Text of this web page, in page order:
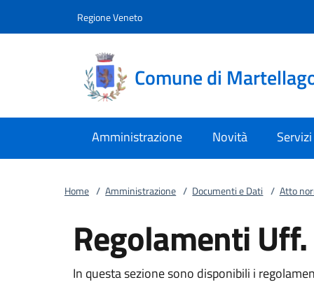
Regione Veneto
Comune di
Amministrazione Novità Servizi
Home / Amministrazione / Documenti e Dati / Atto
Regolamenti
In questa sezione sono disponibili i